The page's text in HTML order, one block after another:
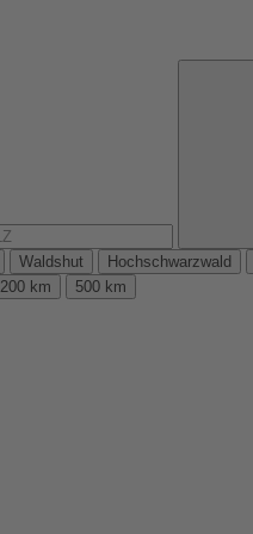
Waldshut Hochschwarzwald
200 km
500 km